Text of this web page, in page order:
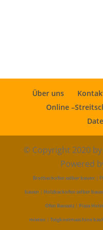
Über uns
Online
© Copyright 2020
Powered
Brotbackofen selber bauen |
bauen | Holzbackofen selber
Ofen Bausatz | Pizza
mieten| Teigknetmaschine